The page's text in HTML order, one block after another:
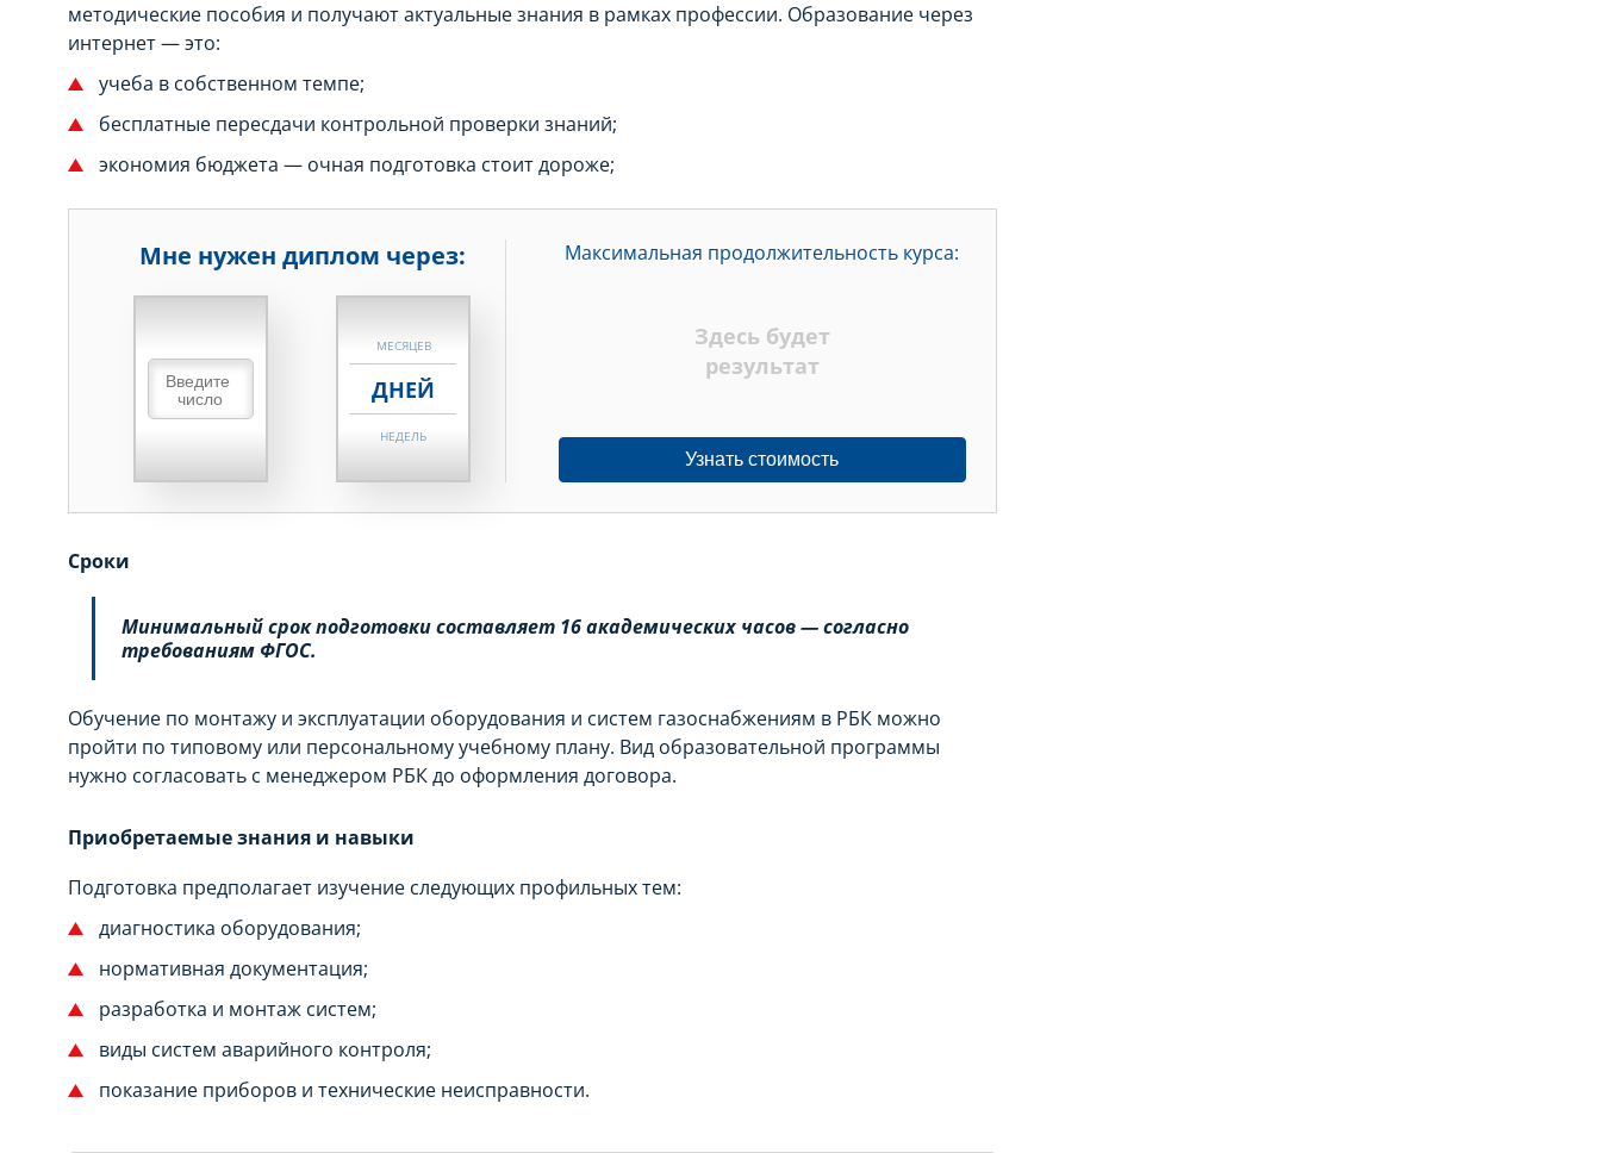
методические пособия и получают актуальные знания в рамках профессии. Образование через
интернет — это:
учеба в собственном темпе;
бесплатные пересдачи контрольной проверки знаний;
экономия бюджета — очная подготовка стоит дороже;
Мне нужен диплом через:
НЕДЕЛЬ
МЕСЯЦЕВ
ДНЕЙ
НЕДЕЛЬ
МЕСЯЦЕВ
МЕСЯЦЕВ
Максимальная продолжительность курса:
Здесь будет
результат
Узнать стоимость
Сроки
Минимальный срок подготовки составляет 16 академических часов — согласно
требованиям ФГОС.
Обучение по монтажу и эксплуатации оборудования и систем газоснабжениям в РБК можно
пройти по типовому или персональному учебному плану. Вид образовательной программы
нужно согласовать с менеджером РБК до оформления договора.
Приобретаемые знания и навыки
Подготовка предполагает изучение следующих профильных тем:
диагностика оборудования;
нормативная документация;
разработка и монтаж систем;
виды систем аварийного контроля;
показание приборов и технические неисправности.